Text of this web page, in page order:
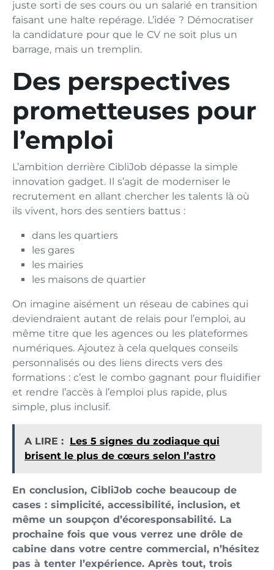
juste sorti de ses cours ou un salarié en transition
faisant une halte repérage. L’idée ? Démocratiser
la candidature pour que le CV ne soit plus un
barrage, mais un tremplin.
Des perspectives
prometteuses pour
l’emploi
L’ambition derrière CibliJob dépasse la simple
innovation gadget. Il s’agit de moderniser le
recrutement en allant chercher les talents là où
ils vivent, hors des sentiers battus :
dans les quartiers
les gares
les mairies
les maisons de quartier
On imagine aisément un réseau de cabines qui
deviendraient autant de relais pour l’emploi, au
même titre que les agences ou les plateformes
numériques. Ajoutez à cela quelques conseils
personnalisés ou des liens directs vers des
formations : c’est le combo gagnant pour fluidifier
et rendre l’accès à l’emploi plus rapide, plus
simple, plus inclusif.
A LIRE : Les 5 signes du zodiaque qui
brisent le plus de cœurs selon l’astro
En conclusion, CibliJob coche beaucoup de
cases : simplicité, accessibilité, inclusion, et
même un soupçon d’écoresponsabilité. La
prochaine fois que vous verrez une drôle de
cabine dans votre centre commercial, n’hésitez
pas à tenter l’expérience. Après tout, trois